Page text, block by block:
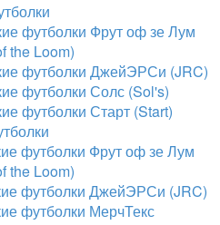
футболки Фрут оф зе Лум
the Loom)
футболки ДжейЭРСи (JRC)
футболки Солс (Sol's)
футболки Старт (Start)
футболки Фрут оф зе Лум
the Loom)
футболки ДжейЭРСи (JRC)
футболки МерчТекс